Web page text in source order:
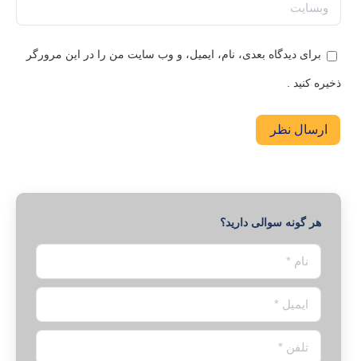
وبسایت
برای دیدگاه بعدی، نام، ایمیل، و وب سایت من را در این مرورگر
ذخیره کنید .
ارسال نظر
هر گونه سوالی دارید؟
نام *
ایمیل *
تلفن *